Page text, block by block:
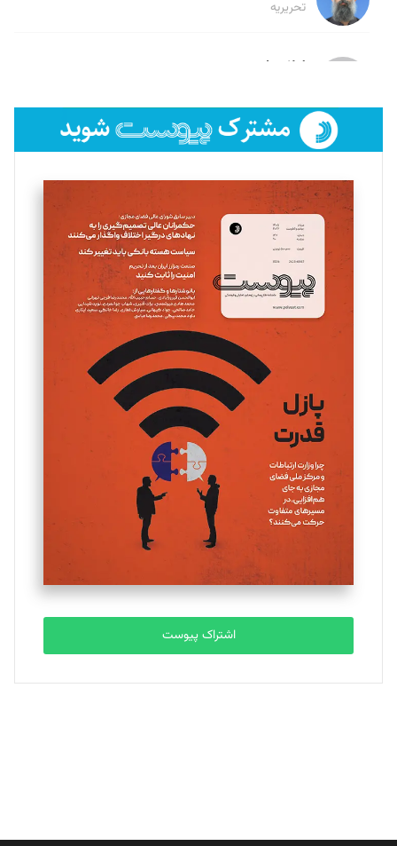
تحریریه
لیلا حنارود
فائزه فتحی رستمی
تحریریه
سروش کرمیان
تحریریه
مینا پاکدل
یسنا امان‌پور
تحریریه
ملینا جعفری
تحریریه
مصطفی مسجدی آرانی
تحریریه
بابک نقاش
تحریریه
اشتراک پیوست